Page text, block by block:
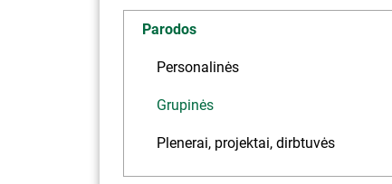
Parodos
Personalinės
Grupinės
Plenerai, projektai, dirbtuvės